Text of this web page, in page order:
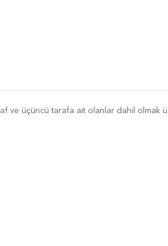
ve üçüncü tarafa ait olanlar dahil olmak